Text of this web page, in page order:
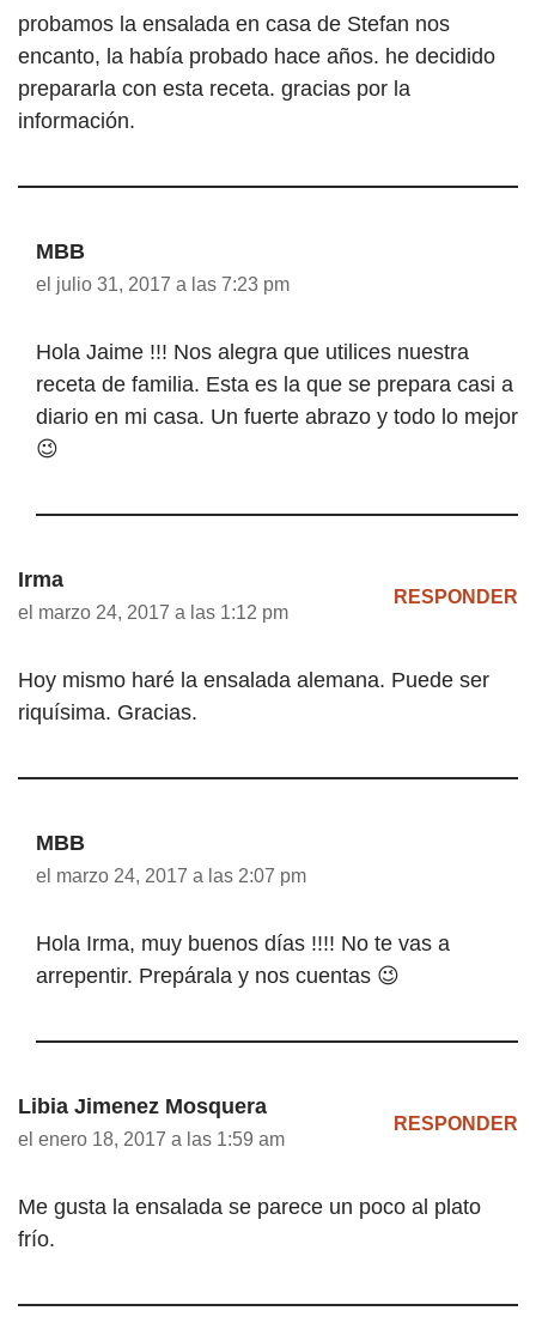
probamos la ensalada en casa de Stefan nos
encanto, la había probado hace años. he decidido
prepararla con esta receta. gracias por la
información.
MBB
el julio 31, 2017 a las 7:23 pm
Hola Jaime !!! Nos alegra que utilices nuestra
receta de familia. Esta es la que se prepara casi a
diario en mi casa. Un fuerte abrazo y todo lo mejor
😉
Irma
el marzo 24, 2017 a las 1:12 pm
RESPONDER
Hoy mismo haré la ensalada alemana. Puede ser
riquísima. Gracias.
MBB
el marzo 24, 2017 a las 2:07 pm
Hola Irma, muy buenos días !!!! No te vas a
arrepentir. Prepárala y nos cuentas 😉
Libia Jimenez Mosquera
el enero 18, 2017 a las 1:59 am
RESPONDER
Me gusta la ensalada se parece un poco al plato
frío.